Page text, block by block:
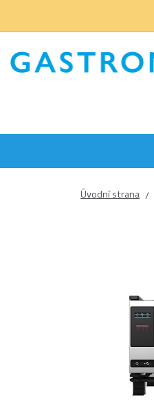
Úvodní strana /